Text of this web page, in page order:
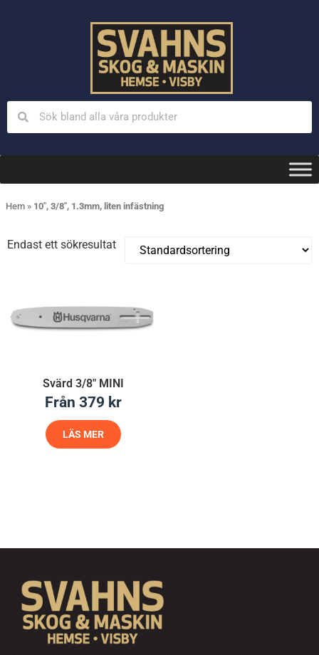
Hem » 10", 3/8", 1.3mm, liten infästning
Endast ett sökresultat
Svärd 3/8″ MINI
Från 379 kr
LÄS MER